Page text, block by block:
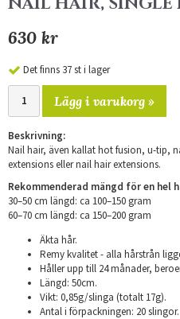
630 kr
Det finns 37 st i lager
Lägg i varukorg »
Beskrivning:
Nail hair, även kallat hot fusion, u-tip,
extensions eller nail hair extensions.
Rekommenderad mängd för en hel
30–50 cm längd: ca 100–150 gram
​60–70 cm längd: ca 150–200 gram
Äkta hår.
Remy kvalitet - alla hårstrån
Håller upp till 24 månader,
Längd: 50cm.
Vikt: 0,85g/slinga (totalt 17g).
Antal i förpackningen: 20 slingor.